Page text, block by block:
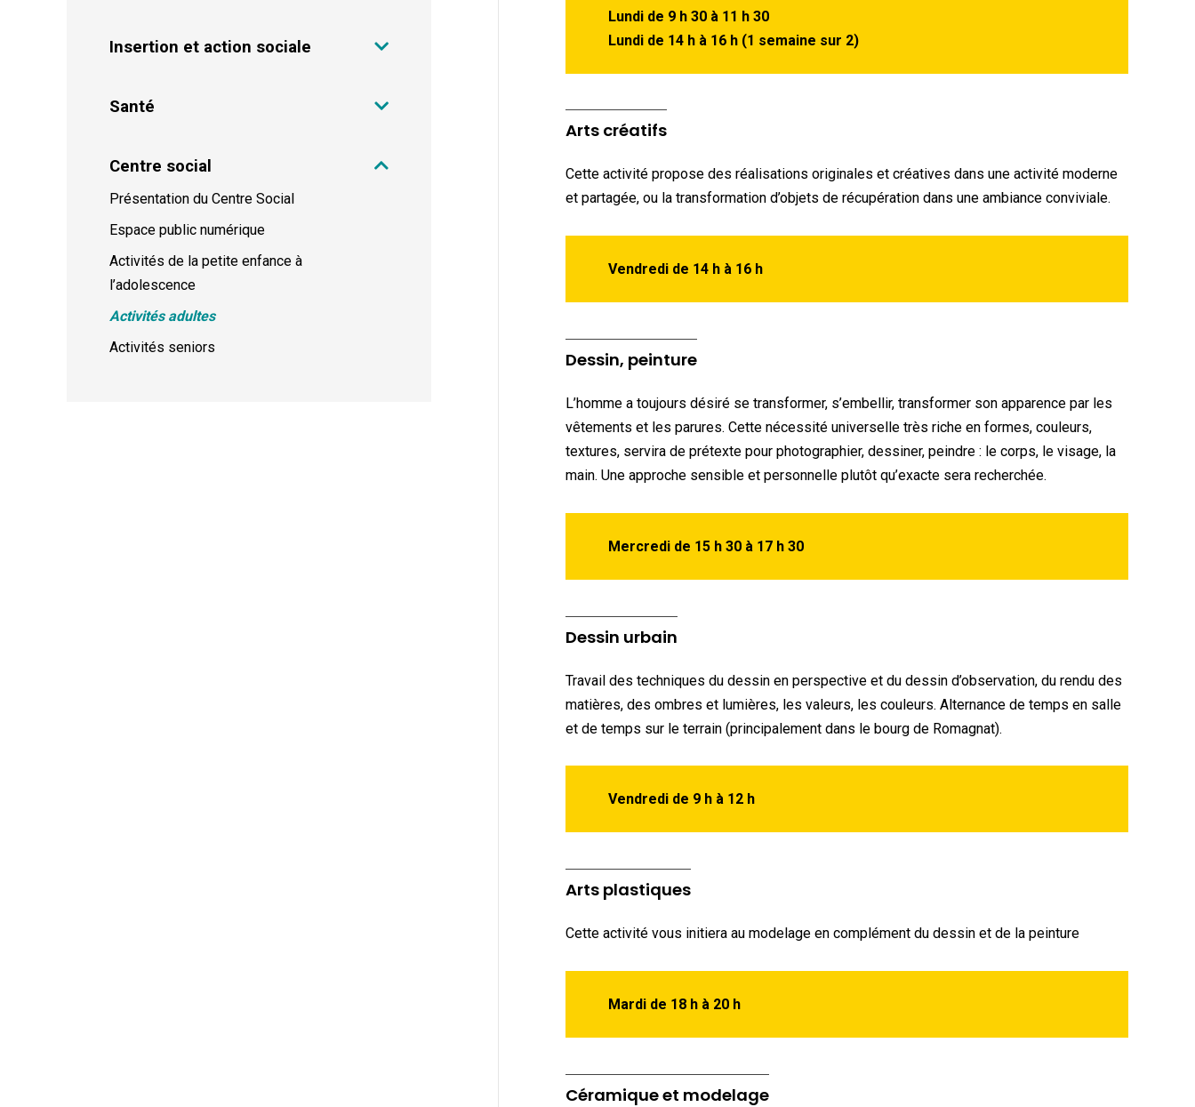
Lundi de 9 h 30 à 11 h 30
Lundi de 14 h à 16 h (1 semaine sur 2)
Arts créatifs
Cette activité propose des réalisations originales et créatives dans une activité moderne
et partagée, ou la transformation d’objets de récupération dans une ambiance conviviale.
Vendredi de 14 h à 16 h
Dessin, peinture
L’homme a toujours désiré se transformer, s’embellir, transformer son apparence par les
vêtements et les parures. Cette nécessité universelle très riche en formes, couleurs,
textures, servira de prétexte pour photographier, dessiner, peindre : le corps, le visage, la
main. Une approche sensible et personnelle plutôt qu’exacte sera recherchée.
Mercredi de 15 h 30 à 17 h 30
Dessin urbain
Travail des techniques du dessin en perspective et du dessin d’observation, du rendu des
matières, des ombres et lumières, les valeurs, les couleurs. Alternance de temps en salle
et de temps sur le terrain (principalement dans le bourg de Romagnat).
Vendredi de 9 h à 12 h
Arts plastiques
Cette activité vous initiera au modelage en complément du dessin et de la peinture
Mardi de 18 h à 20 h
Céramique et modelage
Insertion et action sociale
Santé
Centre social
Présentation du Centre Social
Espace public numérique
Activités de la petite enfance à
l’adolescence
Activités adultes
Activités seniors